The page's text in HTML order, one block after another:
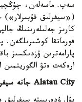
(«سيفرلىق
پارامەترىن ۇزدىكسىز
ارەكەت ەتۋ
Alatau City جانە سيفرلىق ترانسفورماتسيا